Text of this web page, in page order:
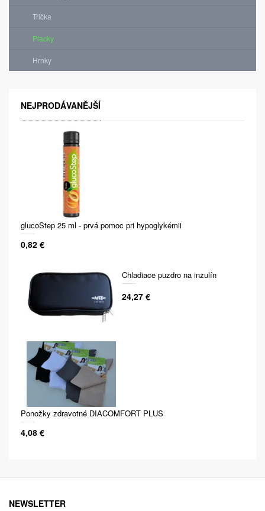
Trička
Placky
Hrnky
NEJPRODÁVANĚJŠÍ
glucoStep 25 ml - prvá pomoc pri hypoglykémii
0,82 €
Chladiace puzdro na inzulín
24,27 €
Ponožky zdravotné DIACOMFORT PLUS
4,08 €
NEWSLETTER